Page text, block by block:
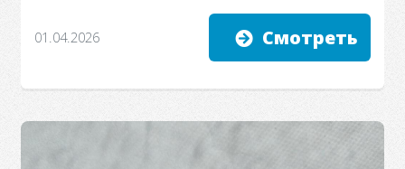
01.04.2026 Смотреть